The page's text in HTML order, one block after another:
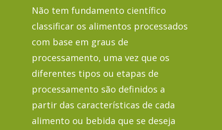
Não tem fundamento científico
classificar os alimentos processados
com base em graus de
processamento, uma vez que os
diferentes tipos ou etapas de
processamento são definidos a
partir das características de cada
alimento ou bebida que se deseja